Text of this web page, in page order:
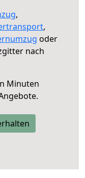
,
,
oder
nach
Minuten